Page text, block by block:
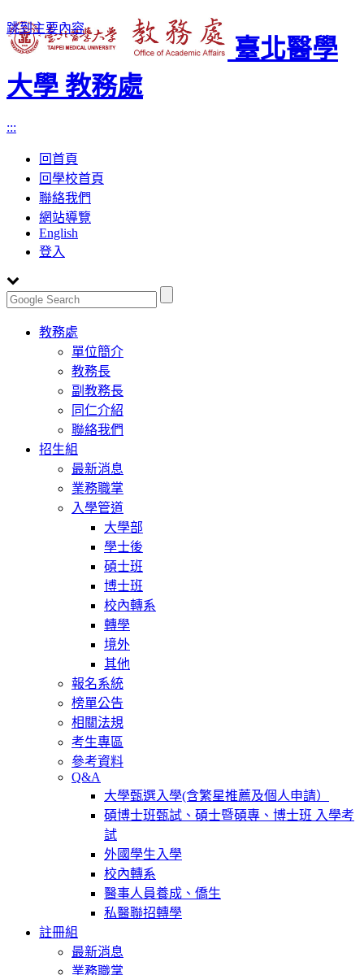
跳到主要內容
臺北醫學
大學 教務處
:::
回首頁
回學校首頁
聯絡我們
網站導覽
English
登入
Toggle
navigation
教務處
單位簡介
教務長
副教務長
同仁介紹
聯絡我們
招生組
最新消息
業務職掌
入學管道
大學部
學士後
碩士班
博士班
校內轉系
轉學
境外
其他
報名系統
榜單公告
相關法規
考生專區
參考資料
Q&A
大學甄選入學(含繁星推薦及個人申請）
碩博士班甄試、碩士暨碩專、博士班 入學考
試
外國學生入學
校內轉系
醫事人員養成、僑生
私醫聯招轉學
註冊組
最新消息
業務職掌